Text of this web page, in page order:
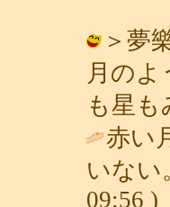
＞夢
月の
も星も
赤い
いない
09:56 )